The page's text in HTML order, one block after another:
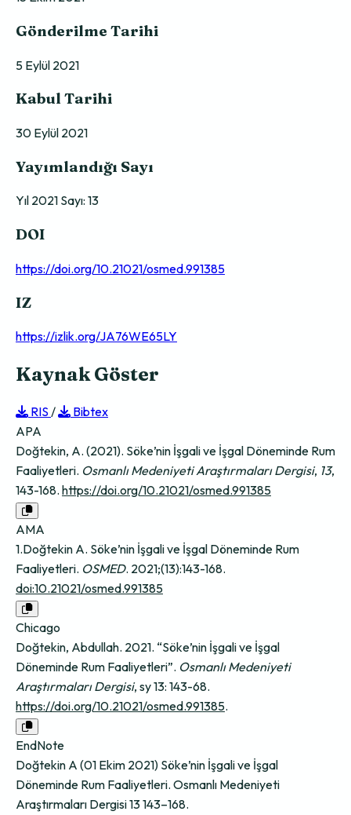
Gönderilme Tarihi
5 Eylül 2021
Kabul Tarihi
30 Eylül 2021
Yayımlandığı Sayı
Yıl 2021 Sayı: 13
DOI
https://doi.org/10.21021/osmed.991385
IZ
https://izlik.org/JA76WE65LY
Kaynak Göster
RIS /
Bibtex
APA
Doğtekin, A. (2021). Söke’nin İşgali ve İşgal Döneminde Rum
Faaliyetleri. Osmanlı Medeniyeti Araştırmaları Dergisi, 13,
143-168. https://doi.org/10.21021/osmed.991385
AMA
1.Doğtekin A. Söke’nin İşgali ve İşgal Döneminde Rum
Faaliyetleri. OSMED. 2021;(13):143-168.
doi:10.21021/osmed.991385
Chicago
Doğtekin, Abdullah. 2021. “Söke’nin İşgali ve İşgal
Döneminde Rum Faaliyetleri”. Osmanlı Medeniyeti
Araştırmaları Dergisi, sy 13: 143-68.
https://doi.org/10.21021/osmed.991385.
EndNote
Doğtekin A (01 Ekim 2021) Söke’nin İşgali ve İşgal
Döneminde Rum Faaliyetleri. Osmanlı Medeniyeti
Araştırmaları Dergisi 13 143–168.